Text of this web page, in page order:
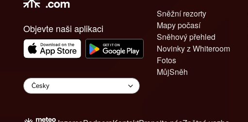
Objevte naši aplikaci
Sněžní rezorty
Mapy počasí
Sněhový přehled
Novinky z Whiteroom
Fotos
MůjSněh